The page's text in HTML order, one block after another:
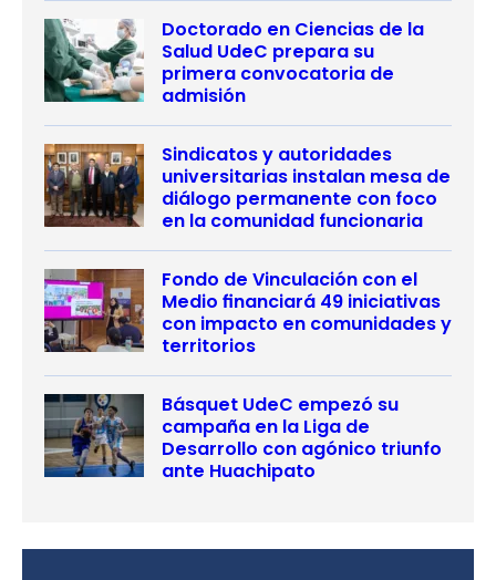
Doctorado en Ciencias de la
Salud UdeC prepara su
primera convocatoria de
admisión
Sindicatos y autoridades
universitarias instalan mesa de
diálogo permanente con foco
en la comunidad funcionaria
Fondo de Vinculación con el
Medio financiará 49 iniciativas
con impacto en comunidades y
territorios
Básquet UdeC empezó su
campaña en la Liga de
Desarrollo con agónico triunfo
ante Huachipato